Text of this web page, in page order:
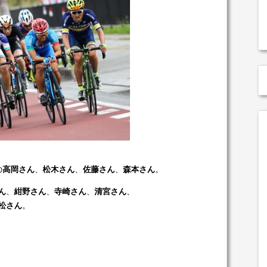
高岡さん、 松木さん、 佐藤さん、 森本さん。
、 紺野さん、 寺崎さん、 清宮さん、
さん。